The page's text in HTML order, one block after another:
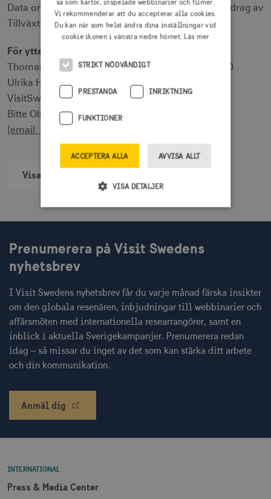
Data om övernattningar kommer från SCB på uppdrag av
Tillväxtverket.
För ytterligare information, kontakta
Thomas Brühl, vd på VisitSweden, tel 08-789 10 00
Ulrika Hallesius, kommunikationsdirektör på
VisitSweden,[email protected]
Bitte Olsson, pressansvarig på VisitSweden,
[email protected]
Visa alla nyheter
Prenumerera på Visit Swedens
nyhetsbrev
I Visit Swedens nyhetsbrev får du varje månad färska insikter
om den globala resenären, inbjudningar till webbinarier och
affärsmöten med internationella researrangörer, samt en
inblick i aktuella Sverigekampanjer. Prenumerera redan
idag – så missar du inget av det som kan stärka ditt arbete
och din kommunikation.
Anmäl dig
INTERNATIONAL
Press & Media Center
så som kartor, inspelade webbinarier och filmer.
Vi rekommenderar att du accepterar alla cookies.
Du kan när som helst ändra dina inställningar vid
cookie ikonen i vänstra nedre hörnet. Läs mer
STRIKT NÖDVÄNDIGT
PRESTANDA INRIKTNING
FUNKTIONER
ACCEPTERA ALLA AVVISA ALLT
VISA DETALJER
Inriktning
Funktioner
Strikt nödvändiga cookies tillåter
och kontohantering men bidrar även till en
säker webbplats. Webbplatsen kan inte
användas ordentligt utan strikt nödvändiga
cookies.
Namn
Leverantör / Domän
Utgång
csrftoken
.visitsweden.com 1 år
deprecation
månader